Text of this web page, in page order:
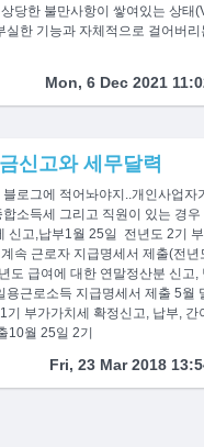
당한 불만사항이 쌓여있는 상태
한 기능과 자체적으로 걸어버리
Mon, 6 Dec 2021
신고와 세무달력
로그에 적어놔야지..개인사업자
소득세 그리고 직원이 있는 경우
신고,납부1월 25일 전년도 2기
속 근로자 지급명세서 제출(전년
도 급여에 대한 연말정산분 신고,
근로소득 지급명세서 제출 5월
부가가치세 확정신고, 납부, 간
10월 25일 2기
Fri, 23 Mar 2018